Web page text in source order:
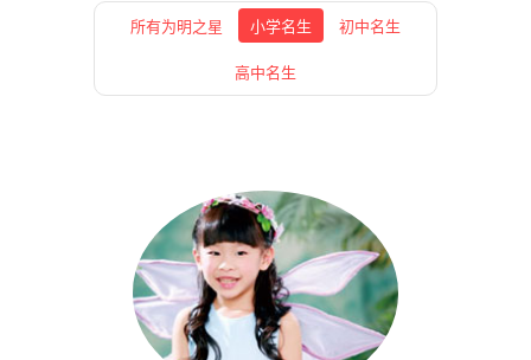
所有为明之星 小学名生 初中名生
高中名生